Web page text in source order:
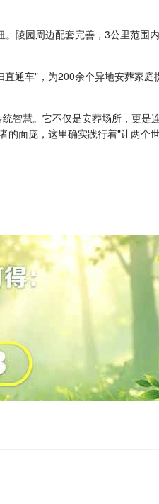
陵园周边配套完善，3公里范
通车"，为200余个异地安葬家
智慧。它不仅是安葬场所，更
面庞，这里确实践行着"让两个